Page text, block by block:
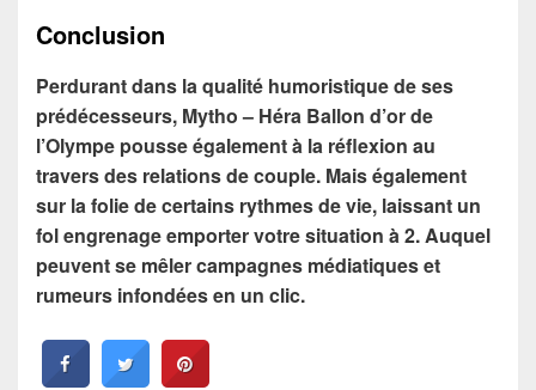
Conclusion
Perdurant dans la qualité humoristique de ses
prédécesseurs, Mytho – Héra Ballon d’or de
l’Olympe pousse également à la réflexion au
travers des relations de couple. Mais également
sur la folie de certains rythmes de vie, laissant un
fol engrenage emporter votre situation à 2. Auquel
peuvent se mêler campagnes médiatiques et
rumeurs infondées en un clic.